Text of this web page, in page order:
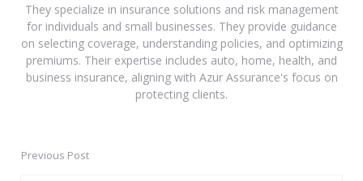
They specialize in insurance solutions and risk management
for individuals and small businesses. They provide guidance
on selecting coverage, understanding policies, and optimizing
premiums. Their expertise includes auto, home, health, and
business insurance, aligning with Azur Assurance's focus on
protecting clients.
PostPrevious Post